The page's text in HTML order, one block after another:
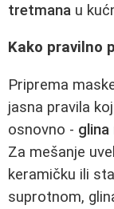
tretmana u
Kako pravilno
Priprema
jasna pravila
osnovno -
Za mešanje
keramičku ili
suprotnom,